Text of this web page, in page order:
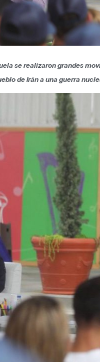
se realizaron grandes
de Irán a una guerra